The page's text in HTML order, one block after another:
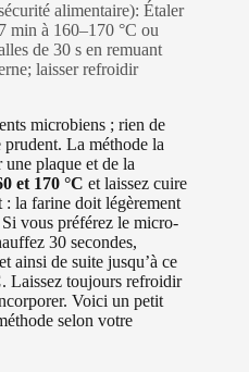
alimentaire): Étaler
min à 160–170 °C ou
de 30 s en remuant
laisser refroidir
microbiens ; rien de
La méthode la
une plaque et de la
et 170 °C et laissez cuire
: la farine doit légèrement
vous préférez le micro-
30 secondes,
ainsi de suite jusqu’à ce
. Laissez toujours refroidir
Voici un petit
selon votre